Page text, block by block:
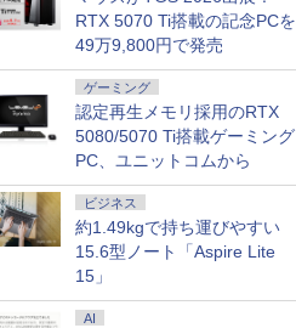
RTX 5070 Ti搭載の記念PCを
49万9,800円で発売
ゲーミング
認定再生メモリ採用のRTX
5080/5070 Ti搭載ゲーミング
PC、ユニットコムから
ビジネス
約1.49kgで持ち運びやすい
15.6型ノート「Aspire Lite
15」
AI